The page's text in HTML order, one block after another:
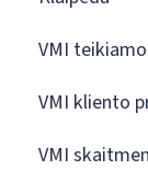
VMI
VMI kliento
VMI